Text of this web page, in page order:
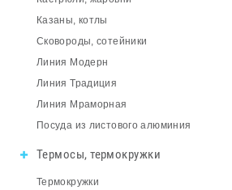
Казаны, котлы
Сковороды, сотейники
Линия Модерн
Линия Традиция
Линия Мраморная
Посуда из листового алюминия
Термосы, термокружки
Термокружки